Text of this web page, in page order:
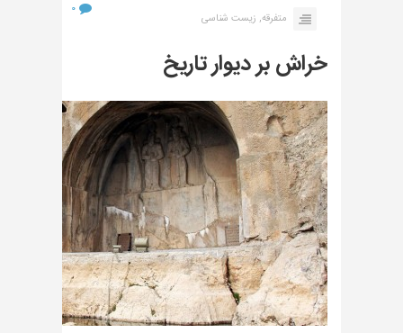
متفرقه, زیست شناسی
۰
خراش بر دیوار تاریخ